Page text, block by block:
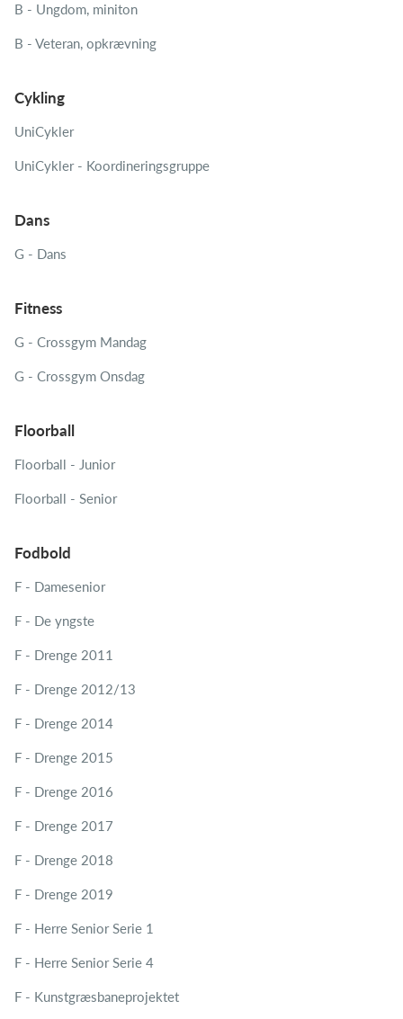
B - Ungdom, miniton
B - Veteran, opkrævning
Cykling
UniCykler
UniCykler - Koordineringsgruppe
Dans
G - Dans
Fitness
G - Crossgym Mandag
G - Crossgym Onsdag
Floorball
Floorball - Junior
Floorball - Senior
Fodbold
F - Damesenior
F - De yngste
F - Drenge 2011
F - Drenge 2012/13
F - Drenge 2014
F - Drenge 2015
F - Drenge 2016
F - Drenge 2017
F - Drenge 2018
F - Drenge 2019
F - Herre Senior Serie 1
F - Herre Senior Serie 4
F - Kunstgræsbaneprojektet